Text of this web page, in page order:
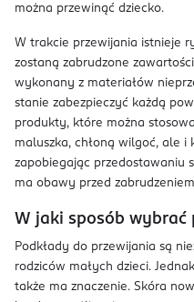
można przewinąć dziecko.
W trakcie przewijania istnieje
zostaną zabrudzone
wykonany z materiałów
stanie zabezpieczyć każdą
produkty, które można
maluszka, chłoną wilgoć, ale i
zapobiegając przedostawaniu
ma obawy przed
W jaki sposób wybrać
Podkłady do przewijania są
rodziców małych dzieci.
także ma znaczenie. Skóra